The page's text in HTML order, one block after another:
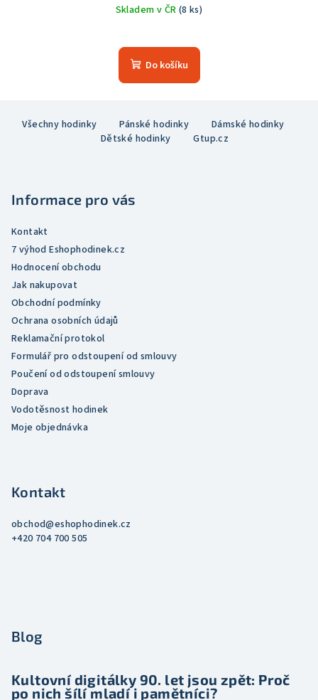
Skladem v ČR (8 ks)
hodnocení
produktu
hvězdiček.
Do košíku
Všechny hodinky Pánské hodinky
Dámské hodinky
Dětské hodinky
Gtup.cz
Informace pro vás
Kontakt
7 výhod Eshophodinek.cz
Hodnocení obchodu
Jak nakupovat
Obchodní podmínky
Ochrana osobních údajů
Reklamační protokol
Formulář pro odstoupení od smlouvy
Poučení od odstoupení smlouvy
Doprava
Vodotěsnost hodinek
Moje objednávka
Kontakt
obchod@eshophodinek.cz
+420 704 700 505
Blog
Kultovní digitálky 90. let jsou zpět: Proč
po nich šílí mladí i pamětníci?